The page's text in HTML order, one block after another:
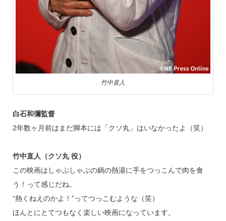
竹中直人
白石和彌監督
2年数ヶ月前はまだ脚本には「クソ丸」はいなかったよ（笑）
竹中直人（クソ丸 役）
この映画はしゃぶしゃぶの鍋の熱湯に手をつっこんで肉を食
う！って感じだね。
“熱くねえのかよ！”ってつっこむような（笑）
ほんとにとてつもなく楽しい映画になっています。